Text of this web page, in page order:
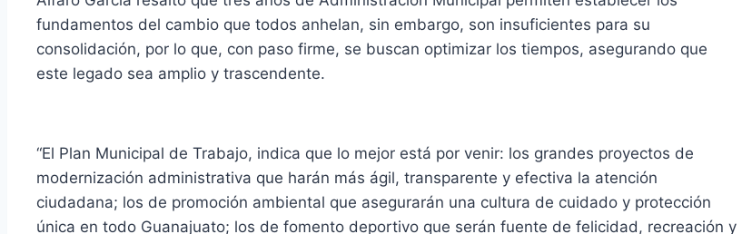
fundamentos del cambio que todos anhelan, sin embargo, son insuficientes para su
consolidación, por lo que, con paso firme, se buscan optimizar los tiempos, asegurando que
este legado sea amplio y trascendente.
“El Plan Municipal de Trabajo, indica que lo mejor está por venir: los grandes proyectos de
modernización administrativa que harán más ágil, transparente y efectiva la atención
ciudadana; los de promoción ambiental que asegurarán una cultura de cuidado y protección
única en todo Guanajuato; los de fomento deportivo que serán fuente de felicidad, recreación y